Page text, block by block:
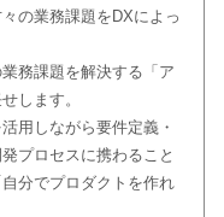
の業務課題をDXによっ
務課題を解決する「ア
します。
用しながら要件定義・
プロセスに携わること
分でプロダクトを作れ